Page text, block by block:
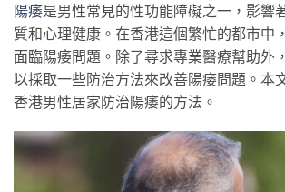
陽痿是男性常見的性功能障礙之一，影響
質和心理健康。在香港這個繁忙的都市中
面臨陽痿問題。除了尋求專業醫療幫助外
以採取一些防治方法來改善陽痿問題。本
香港男性居家防治陽痿的方法。